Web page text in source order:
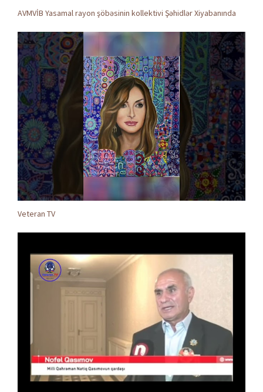
AVMVİB Yasamal rayon şöbəsinin kollektivi Şəhidlər Xiyabanında
Veteran TV